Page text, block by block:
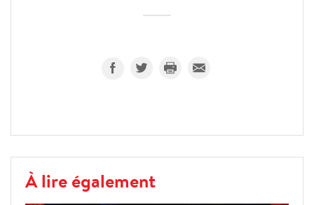
À lire également